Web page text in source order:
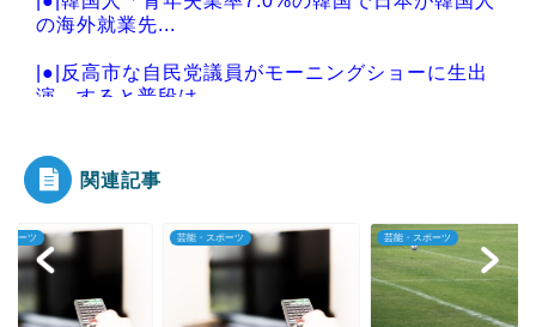
の海外就業先...
|●|反高市な自民党議員がモーニングショーに生出
演、すると普段は...
Powered by livedoor 相互RSS
関連記事
スポーツ 芸能・スポーツ 芸能・スポーツ